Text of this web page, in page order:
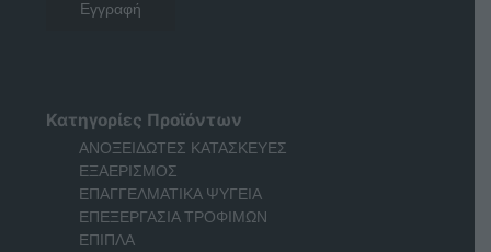
Κατηγορίες Προϊόντων
ΑΝΟΞΕΙΔΩΤΕΣ ΚΑΤΑΣΚΕΥΕΣ
ΕΞΑΕΡΙΣΜΟΣ
ΕΠΑΓΓΕΛΜΑΤΙΚΑ ΨΥΓΕΙΑ
ΕΠΕΞΕΡΓΑΣΙΑ ΤΡΟΦΙΜΩΝ
ΕΠΙΠΛΑ